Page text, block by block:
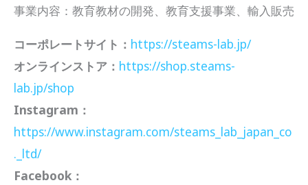
事業内容：教育教材の開発、教育支援事業、輸入販売
コーポレートサイト： https://steams-lab.jp/
オンラインストア： https://shop.steams-
lab.jp/shop
Instagram：
https://www.instagram.com/steams_lab_japan_co
._ltd/
Facebook：